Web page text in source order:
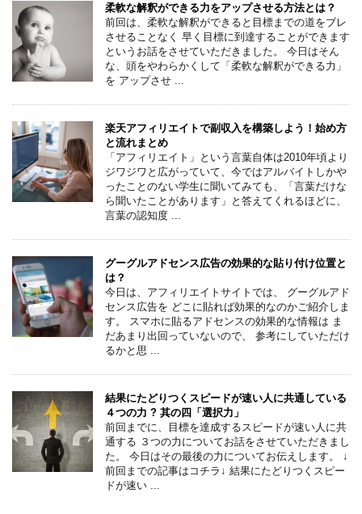
柔軟な解釈ができる力をアップさせる方法とは？
前回は、柔軟な解釈ができると目標までの道をブレ
させることなく 早く目標に到達することができます
というお話をさせていただきました。 今日はそん
な、頭をやわらかくして「柔軟な解釈ができる力」
を アップさせ ...
楽天アフィリエイトで副収入を構築しよう！始め方
と流れまとめ
「アフィリエイト」という言葉自体は2010年頃より
ジワジワと広がっていて、今ではアルバイトしかや
ったことのない学生に聞いてみても、「言葉だけな
ら聞いたことがあります」と答えてくれるほどに、
言葉の認知度 ...
グーグルアドセンス広告の効果的な貼り付け位置と
は？
今日は、アフィリエイトサイトでは、 グーグルアド
センス広告を どこに貼れば効果的なのかご紹介しま
す。 スマホに貼るアドセンスの効果的な情報は ま
だあまり出回っていないので、 参考にしていただけ
るかと思 ...
結果にたどりつくスピードが速い人に共通している
４つの力 ? 其の四「選択力」
前回までに、目標を達成するスピードが速い人に共
通する ３つの力についてお話をさせていただきまし
た。 今日はその最後の力についてお伝えします。 ↓
前回までの記事はコチラ↓ 結果にたどりつくスピー
ドが速い ...